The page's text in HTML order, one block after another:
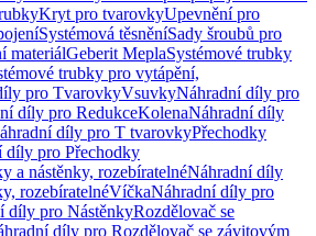
Kryt pro tvarovkyUpevnění pro
Systémová těsněníSady šroubů pro
materiálGeberit MeplaSystémové trubky
trubky pro vytápění,
pro TvarovkyVsuvkyNáhradní díly pro
díly pro RedukceKolenaNáhradní díly
díly pro T tvarovkyPřechodky
díly pro Přechodky
a nástěnky, rozebíratelnéNáhradní díly
rozebíratelnéVíčkaNáhradní díly pro
díly pro NástěnkyRozdělovač se
díly pro Rozdělovač se závitovým